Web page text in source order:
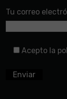
Tu correo
Acepto la